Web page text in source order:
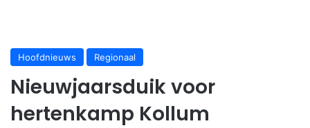
Hoofdnieuws Regionaal
Nieuwjaarsduik voor
hertenkamp Kollum